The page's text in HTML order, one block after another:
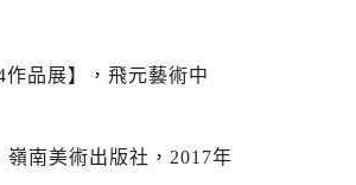
作品展】，飛元藝術中
嶺南美術出版社，2017年